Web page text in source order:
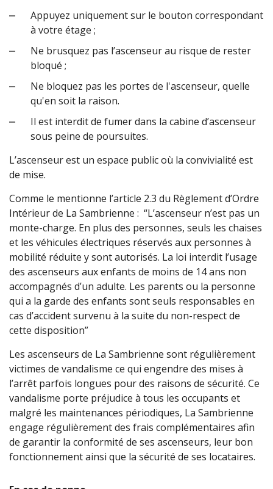
Appuyez uniquement sur le bouton correspondant
à votre étage ;
Ne brusquez pas l’ascenseur au risque de rester
bloqué ;
Ne bloquez pas les portes de l'ascenseur, quelle
qu'en soit la raison.
Il est interdit de fumer dans la cabine d’ascenseur
sous peine de poursuites.
L’ascenseur est un espace public où la convivialité est
de mise.
Comme le mentionne l’article 2.3 du Règlement d’Ordre
Intérieur de La Sambrienne : “L’ascenseur n’est pas un
monte-charge. En plus des personnes, seuls les chaises
et les véhicules électriques réservés aux personnes à
mobilité réduite y sont autorisés. La loi interdit l’usage
des ascenseurs aux enfants de moins de 14 ans non
accompagnés d’un adulte. Les parents ou la personne
qui a la garde des enfants sont seuls responsables en
cas d’accident survenu à la suite du non-respect de
cette disposition”
Les ascenseurs de La Sambrienne sont régulièrement
victimes de vandalisme ce qui engendre des mises à
l’arrêt parfois longues pour des raisons de sécurité. Ce
vandalisme porte préjudice à tous les occupants et
malgré les maintenances périodiques, La Sambrienne
engage régulièrement des frais complémentaires afin
de garantir la conformité de ses ascenseurs, leur bon
fonctionnement ainsi que la sécurité de ses locataires.